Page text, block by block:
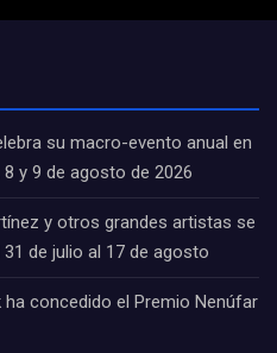
su macro-evento anual en
y 9 de agosto de 2026
y otros grandes artistas se
31 de julio al 17 de agosto
ha concedido el Premio Nenúfar